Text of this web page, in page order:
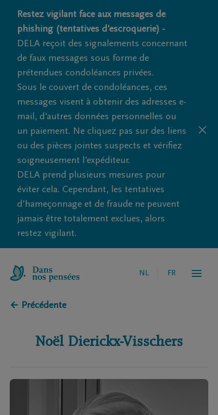
Restez vigilant face aux messages de
phishing (tentatives d'escroquerie) -
DELA reçoit des signalements concernant
de faux messages sous forme de
prétendues condoléances privées.
Sous le couvert de condoléances, ces
messages visent à obtenir des adresses e-
mail, d'autres données personnelles ou
un paiement. Ne cliquez pas sur des liens
ou des pièces jointes suspects et vérifiez
soigneusement l'expéditeur.
DELA prend plusieurs mesures pour
éviter cela. Cependant, les tentatives
d'hameçonnage et de fraude ne peuvent
jamais être totalement exclues, alors
restez vigilant.
NL FR
← Précédente
Noël Dierickx-Visschers